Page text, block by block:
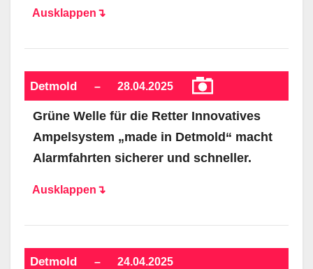
Ausklappen↴
Detmold – 28.04.2025
Grüne Welle für die Retter Innovatives
Ampelsystem „made in Detmold“ macht
Alarmfahrten sicherer und schneller.
Ausklappen↴
Detmold – 24.04.2025